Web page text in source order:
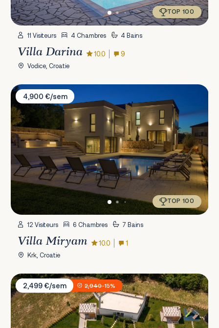
TOP 100
11 Visiteurs 4 Chambres 4 Bains
Villa Darina 10.0 9
Vodice, Croatie
Villa Miryam
4,900 €/sem
TOP 100
12 Visiteurs 6 Chambres 7 Bains
Villa Miryam 10.0 1
Krk, Croatie
Villa Bandelli with Spa
2,499 €/sem
2,940-15%